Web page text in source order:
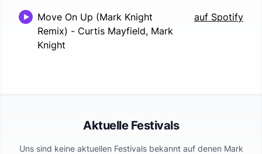
Move On Up (Mark Knight
Remix) - Curtis Mayfield, Mark
Knight
auf Spotify
Aktuelle Festivals
Uns sind keine aktuellen Festivals bekannt auf denen Mark